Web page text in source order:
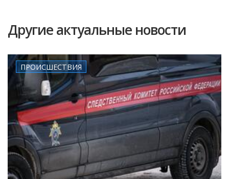
Другие актуальные новости
ПРОИСШЕСТВИЯ